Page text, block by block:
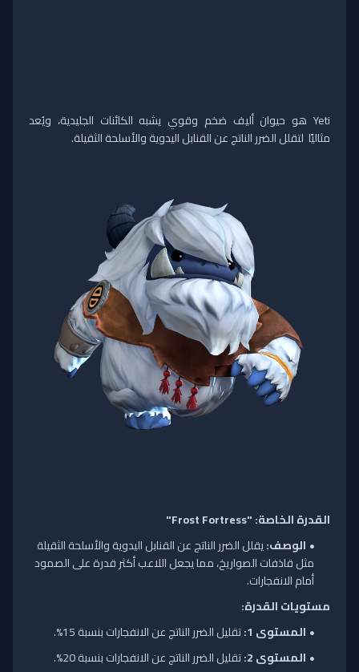
Yeti هو حيوان أليف ضخم وقوي يشبه الكائنات الجليدية، ويُعد
مثاليًا لتقلل الضرر الناتج عن القنابل اليدوية والأسلحة الثقيلة.
القدرة الخاصة: "Frost Fortress"
الوصف:يقلل الضرر الناتج عن القنابل اليدوية والأسلحة الثقيلة
مثل قاذفات الصواريخ، مما يجعل اللاعب أكثر قدرة على الصمود
أمام الانفجارات.
مستويات القدرة:
المستوى 1:
تقليل الضرر الناتج عن الانفجارات بنسبة 15%.
المستوى 2:
تقليل الضرر الناتج عن الانفجارات بنسبة 20%.